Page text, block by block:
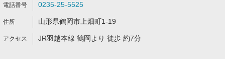
0235-25-5525
山形県鶴岡市上畑町1-19
JR羽越本線 鶴岡より 徒歩 約7分